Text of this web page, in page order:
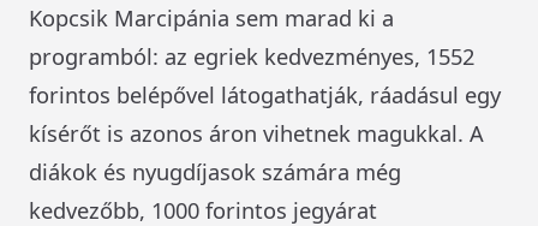
Kopcsik Marcipánia sem marad ki a
programból: az egriek kedvezményes, 1552
forintos belépővel látogathatják, ráadásul egy
kísérőt is azonos áron vihetnek magukkal. A
diákok és nyugdíjasok számára még
kedvezőbb, 1000 forintos jegyárat